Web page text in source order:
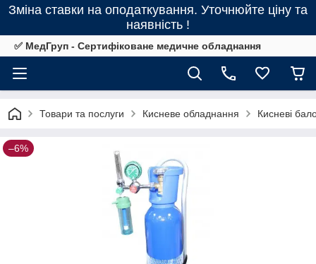
Зміна ставки на оподаткування. Уточнюйте ціну та
наявність !
✅ МедГруп - Сертифіковане медичне обладнання
Товари та послуги Кисневе обладнання Кисневі
–6%